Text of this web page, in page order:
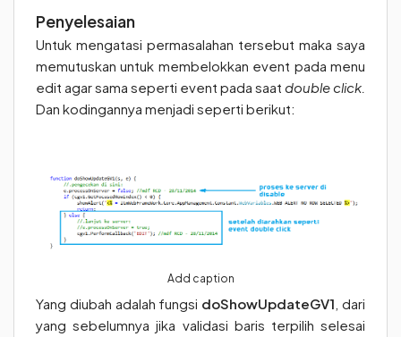
Penyelesaian
Untuk mengatasi permasalahan tersebut maka saya
memutuskan untuk membelokkan event pada menu
edit agar sama seperti event pada saat double click.
Dan kodingannya menjadi seperti berikut:
Add caption
Yang diubah adalah fungsi doShowUpdateGV1 , dari
yang sebelumnya jika validasi baris terpilih selesai